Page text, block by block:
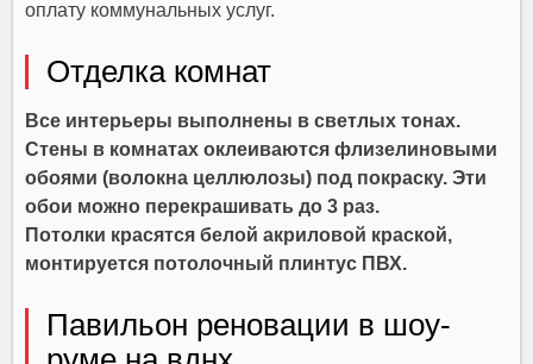
оплату коммунальных услуг.
Отделка комнат
Все интерьеры выполнены в светлых тонах.
Стены в комнатах оклеиваются флизелиновыми
обоями (волокна целлюлозы) под покраску. Эти
обои можно перекрашивать до 3 раз.
Потолки красятся белой акриловой краской,
монтируется потолочный плинтус ПВХ.
Павильон реновации в шоу-